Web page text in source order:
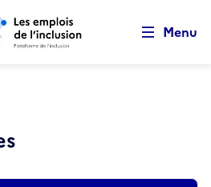
au contenu principal
Menu